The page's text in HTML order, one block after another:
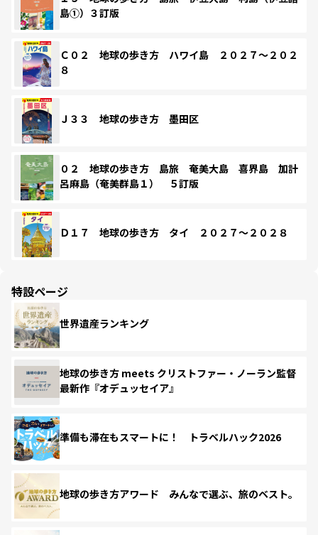
島①）３訂版
Ｃ０２ 地球の歩き方 ハワイ島 ２０２７～２０２
８
Ｊ３３ 地球の歩き方 墨田区
０２ 地球の歩き方 島旅 奄美大島 喜界島 加計
呂麻島（奄美群島１） ５訂版
Ｄ１７ 地球の歩き方 タイ ２０２７～２０２８
特設ページ
世界遺産ランキング
地球の歩き方 meets クリストファー・ノーラン監督
最新作『オデュッセイア』
準備も滞在もスマートに！ トラベルハック2026
地球の歩き方アワード みんなで選ぶ、旅のベスト。